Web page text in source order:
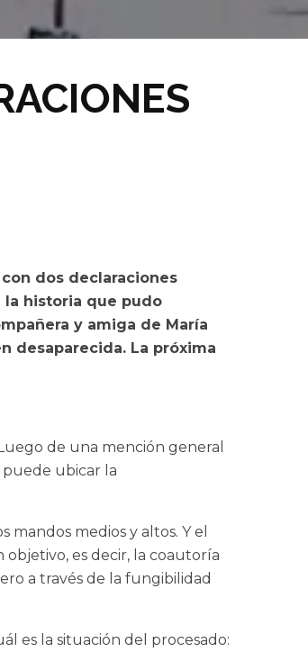
dos declaraciones
la historia que pudo
y amiga de María
desaparecida. La próxima
de una mención general
puede ubicar la
medios y altos. Y el
es decir, la coautoría
a través de la fungibilidad
es la situación del procesado: